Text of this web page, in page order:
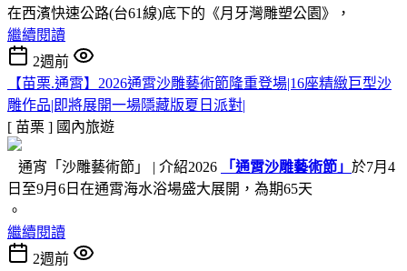
在西濱快速公路(台61線)底下的《月牙灣雕塑公園》，
繼續閱讀
2週前
【苗栗.通霄】2026通霄沙雕藝術節隆重登場|16座精緻巨型沙
雕作品|即將展開一場隱藏版夏日派對|
[ 苗栗 ] 國內旅遊
通宵「沙雕藝術節」 | 介紹2026 「通霄沙雕藝術節」 於7月4
日至9月6日在通霄海水浴場盛大展開，為期65天
。
繼續閱讀
2週前